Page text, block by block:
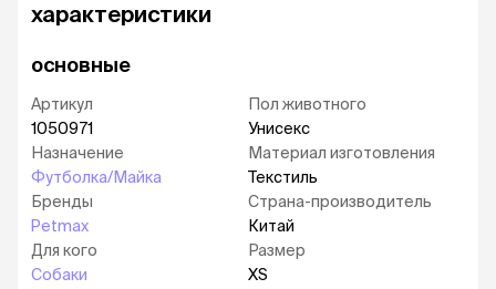
характеристики
основные
Артикул
1050971
Назначение
Футболка/Майка
Бренды
Petmax
Для кого
Собаки
Пол животного
Унисекс
Материал изготовления
Текстиль
Страна-производитель
Китай
Размер
XS